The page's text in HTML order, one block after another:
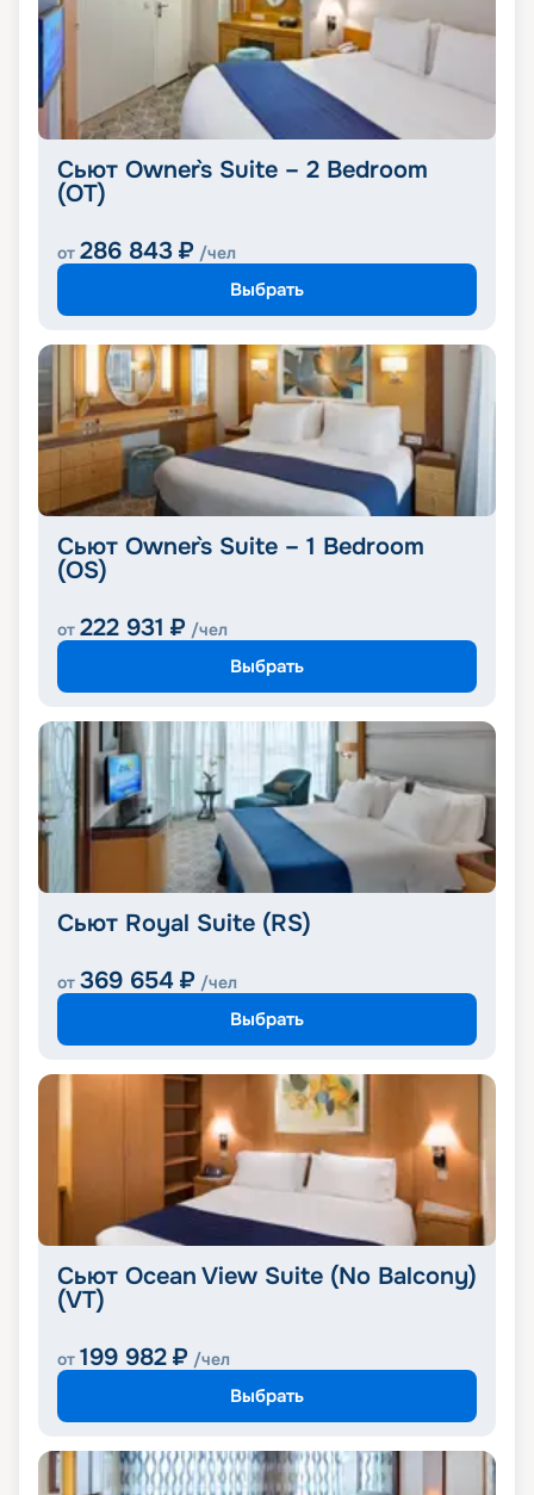
Сьют Owner`s Suite – 2 Bedroom
(OT)
от 286 843 ₽ /чел
Выбрать
Сьют Owner`s Suite – 1 Bedroom
(OS)
от 222 931 ₽ /чел
Выбрать
Сьют Royal Suite (RS)
от 369 654 ₽ /чел
Выбрать
Сьют Ocean View Suite (No Balcony)
(VT)
от 199 982 ₽ /чел
Выбрать